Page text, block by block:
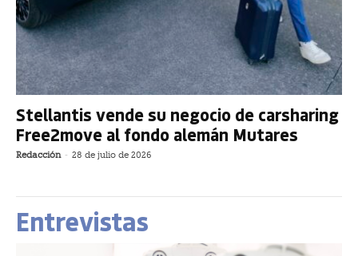
Stellantis vende su negocio de carsharing
Free2move al fondo alemán Mutares
Redacción - 28 de julio de 2026
Entrevistas